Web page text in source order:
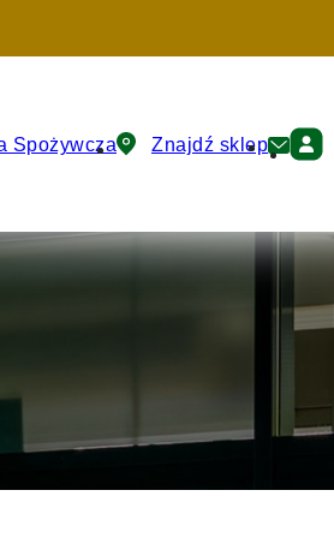
Spożywcza Znajdź sklep